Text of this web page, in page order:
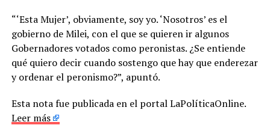
“‘Esta Mujer’, obviamente, soy yo. ‘Nosotros’ es el
gobierno de Milei, con el que se quieren ir algunos
Gobernadores votados como peronistas. ¿Se entiende
qué quiero decir cuando sostengo que hay que enderezar
y ordenar el peronismo?”, apuntó.
Esta nota fue publicada en el portal LaPolíticaOnline.
Leer más